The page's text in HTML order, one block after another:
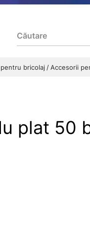
bricolaj Accesorii
plat 50